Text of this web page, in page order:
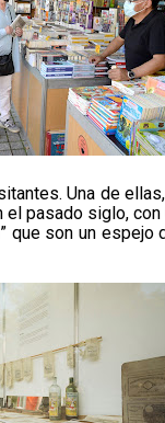
Una de ellas,
pasado siglo,
que son un